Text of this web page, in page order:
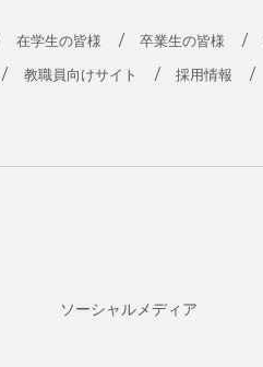
在学生の皆様 卒業生の皆様
教職員向けサイト 採用情報
ソーシャルメディア